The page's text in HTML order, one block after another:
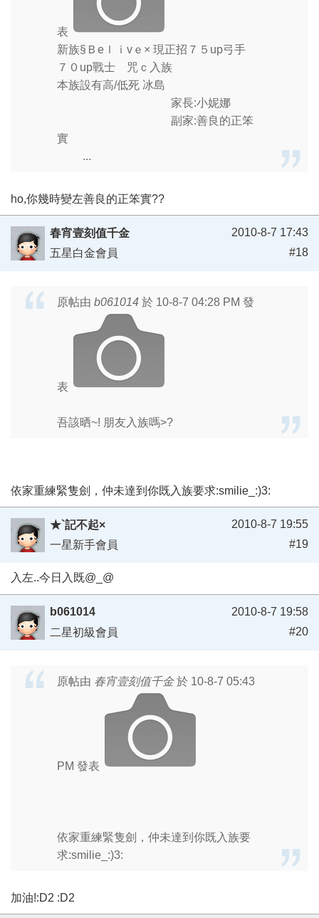
表
新族§Ｂeｌｉvｅ× 現正招７５up弓手
７０up戰士 咒ｃ入族
本族設有高/低死 冰島
家長:小妮娜
副家:善良的正笨
實
...
ho,你幾時變左善良的正笨實??
春宵壹刻值千金
五星白金會員
2010-8-7 17:43
#18
原帖由 b061014 於 10-8-7 04:28 PM 發
表
吾該晒~! 朋友入族嗎>?
依家重練緊隻劍，仲未達到你既入族要求:smilie_:)3:
★`記不起×
一星新手會員
2010-8-7 19:55
#19
入左..今日入既@_@
b061014
二星初級會員
2010-8-7 19:58
#20
原帖由 春宵壹刻值千金於 10-8-7 05:43
PM 發表
依家重練緊隻劍，仲未達到你既入族要
求:smilie_:)3:
加油!:D2 :D2